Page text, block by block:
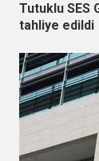
Tutuklu SES
tahliye edildi